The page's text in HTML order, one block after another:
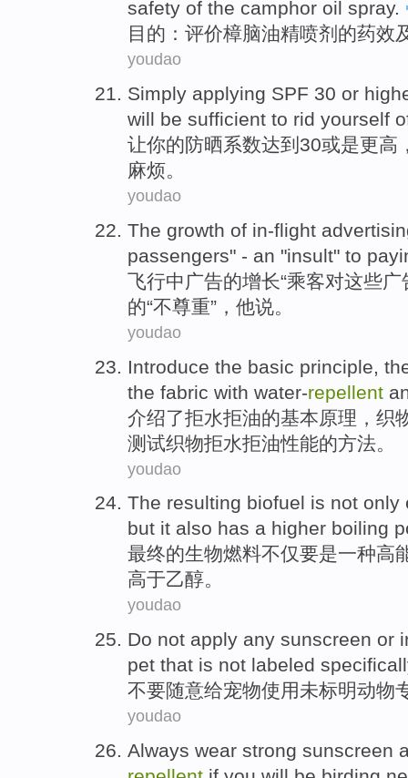
safety of the camphor oil spray.
目的 ： 评价樟脑油精喷剂 的药效
youdao
Simply applying SPF 30 or
will be sufficient to rid yourself
让你的防晒系数达到 30或是更高
麻烦。
youdao
The growth of in-flight
passengers" - an "insult" to
飞行中广告的增长“乘客对这些广
的“不尊重”， 他说。
youdao
Introduce the basic principle
the fabric with water-repellent
介绍了拒水拒油的基本原理 ， 织
测试织物拒水拒油性能的方法。
youdao
The resulting biofuel is not only
but it also has a higher boiling
最终的生物燃料不仅要是一种高
高于乙醇。
youdao
Do not apply any sunscreen or
pet that is not labeled
不要随意给宠物使用未标明动物
youdao
Always wear strong sunscreen